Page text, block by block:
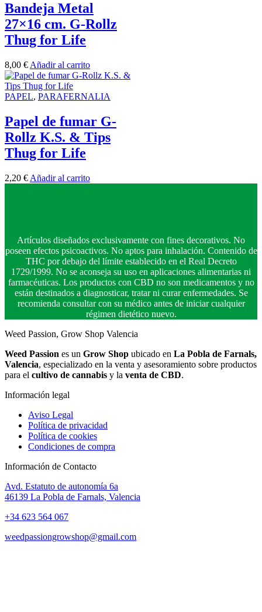
Bandeja Metal
27×16 cm. G-Rollz
Thug for Life
8,00 € Añadir al carrito
PAPEL, PARAFERNALIA
Papel de fumar G-
Rollz K.S. & Tips
Thug for Life
2,20 € Añadir al carrito
Artículos diseñados exclusivamente con fines decorativos. No
poseen efectos psicoactivos. No aptos para inhalación. Contenido de
THC por debajo del límite establecido en el Real Decreto
1729/1999. No se aconseja su uso en aplicaciones alimentarias ni
farmacéuticas. Los productos con CBD no son medicamentos y no
están destinados a diagnosticar, tratar ni curar enfermedades. Se
recomienda consultar con su médico antes de iniciar cualquier
régimen dietético nuevo.
Weed Passion, Grow Shop Valencia
Weed Passion es un Grow Shop ubicado en La Pobla de Farnals,
Valencia, especializado en la venta y asesoramiento sobre productos
para el cultivo de cannabis y la venta de CBD.
Información legal
Aviso Legal
Política de privacidad
Política de cookies
Condiciones de compra
Información de Contacto
Avd. Estatuto de autonomía 6a
46139 La Pobla de Farnals, Valencia
+34 623 564 067
weedpassiongrowshop@gmail.com